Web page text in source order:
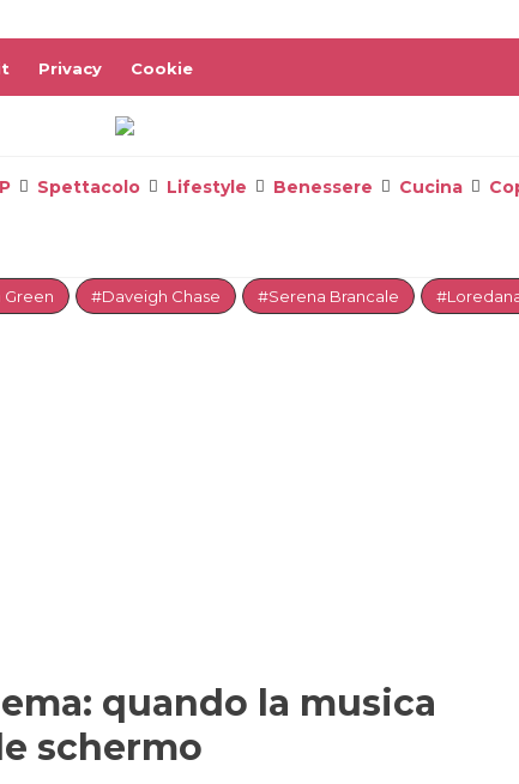
Privacy Cookie
Spettacolo Lifestyle Benessere Cucina
Green #Daveigh Chase #Serena Brancale
quando la musica
schermo